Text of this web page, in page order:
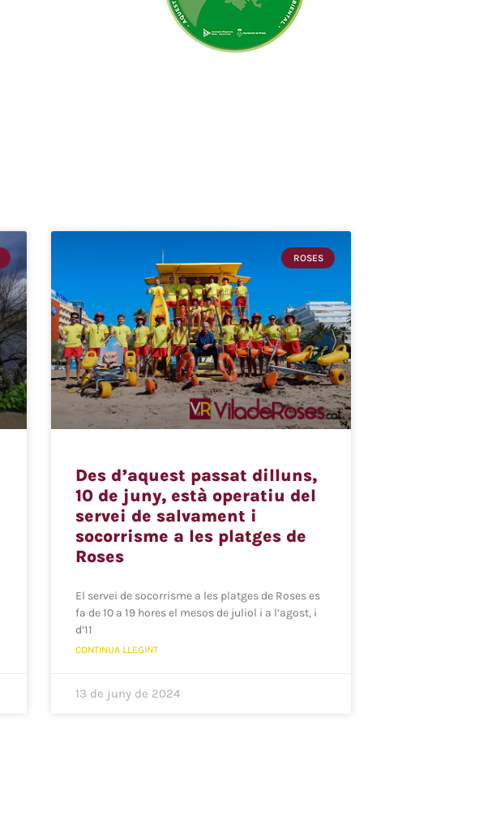
ROSES
Des d’aquest passat dilluns,
10 de juny, està operatiu del
servei de salvament i
socorrisme a les platges de
Roses
El servei de socorrisme a les platges de Roses es
fa de 10 a 19 hores el mesos de juliol i a l’agost, i
d’11
CONTINUA LLEGINT
13 de juny de 2024